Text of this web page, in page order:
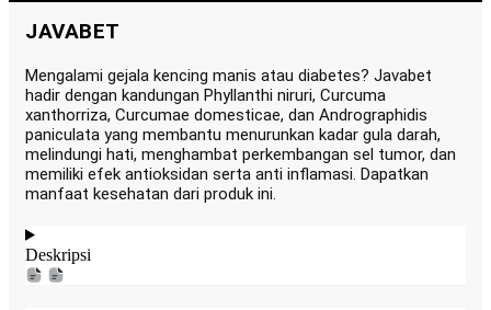
JAVABET
Mengalami gejala kencing manis atau diabetes? Javabet
hadir dengan kandungan Phyllanthi niruri, Curcuma
xanthorriza, Curcumae domesticae, dan Andrographidis
paniculata yang membantu menurunkan kadar gula darah,
melindungi hati, menghambat perkembangan sel tumor, dan
memiliki efek antioksidan serta anti inflamasi. Dapatkan
manfaat kesehatan dari produk ini.
Deskripsi